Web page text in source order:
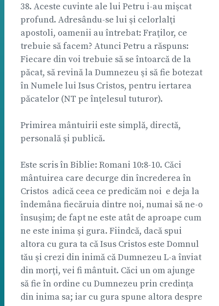
38. Aceste cuvinte ale lui Petru i-au mişcat
profund. Adresându-se lui şi celorlalţi
apostoli, oamenii au întrebat: Fraţilor, ce
trebuie să facem? Atunci Petru a răspuns:
Fiecare din voi trebuie să se întoarcă de la
păcat, să revină la Dumnezeu şi să fie botezat
în Numele lui Isus Cristos, pentru iertarea
păcatelor (NT pe înţelesul tuturor).
Primirea mântuirii este simplă, directă,
personală şi publică.
Este scris în Biblie: Romani 10:8-10. Căci
mântuirea care decurge din încrederea în
Cristos  adică ceea ce predicăm noi  e deja la
îndemâna fiecăruia dintre noi, numai să ne-o
însuşim; de fapt ne este atât de aproape cum
ne este inima şi gura. Fiindcă, dacă spui
altora cu gura ta că Isus Cristos este Domnul
tău şi crezi din inimă că Dumnezeu L-a înviat
din morţi, vei fi mântuit. Căci un om ajunge
să fie în ordine cu Dumnezeu prin credinţa
din inima sa; iar cu gura spune altora despre